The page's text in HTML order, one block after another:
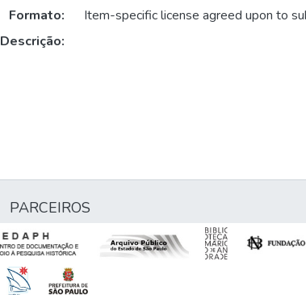
Formato:
Item-specific license agreed upon to
Descrição:
PARCEIROS